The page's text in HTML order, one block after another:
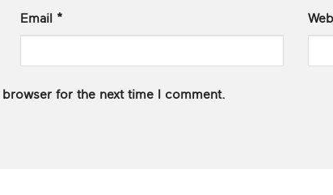
Email *
for the next time I comment.